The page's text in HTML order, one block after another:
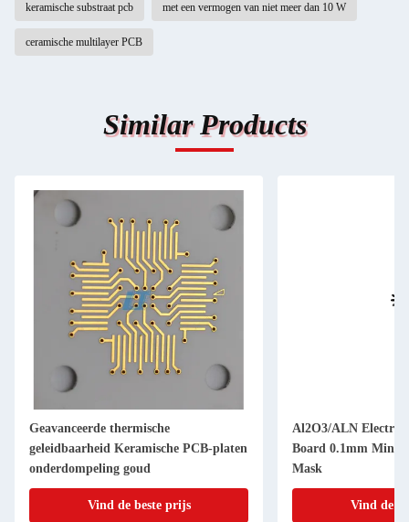
keramische substraat pcb met een vermogen van niet meer dan 10 W
ceramische multilayer PCB
Similar Products
Geavanceerde thermische
geleidbaarheid Keramische PCB-platen
onderdompeling goud
Vind de beste prijs
Al2O3/ALN
Board 0.1mm Min
Mask
Vind de